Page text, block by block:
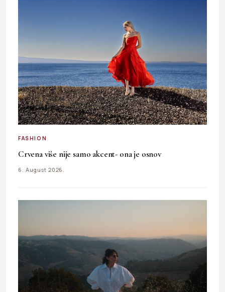
FASHION
Crvena više nije samo akcent- ona je osnov
6. August 2026.